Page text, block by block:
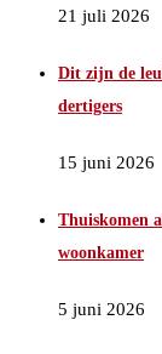
21 juli 2026
Dit zijn de
dertigers
15 juni 2026
Thuiskomen
woonkamer
5 juni 2026